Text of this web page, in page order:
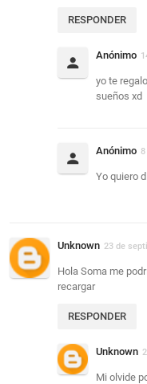
RESPONDER
Anónimo
yo te
sueños xd
Anónimo
Yo quiero
Unknown 23 de
Hola Soma me
recargar
RESPONDER
Unknown
Mi olvide